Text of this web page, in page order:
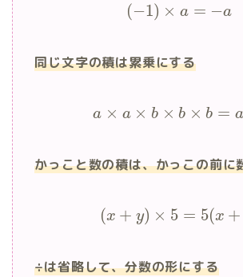
(−1) × a = −a
同じ文字の積は累乗にする
a × a × b × b × b = a
かっこと数の積は、かっこの前に
(x + y) × 5 = 5(x +
÷は省略して、分数の形にする